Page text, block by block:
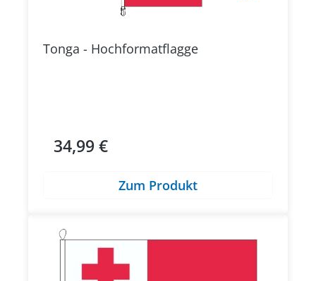
Tonga - Hochformatflagge
Regulärer Preis:
34,99 €
Zum Produkt